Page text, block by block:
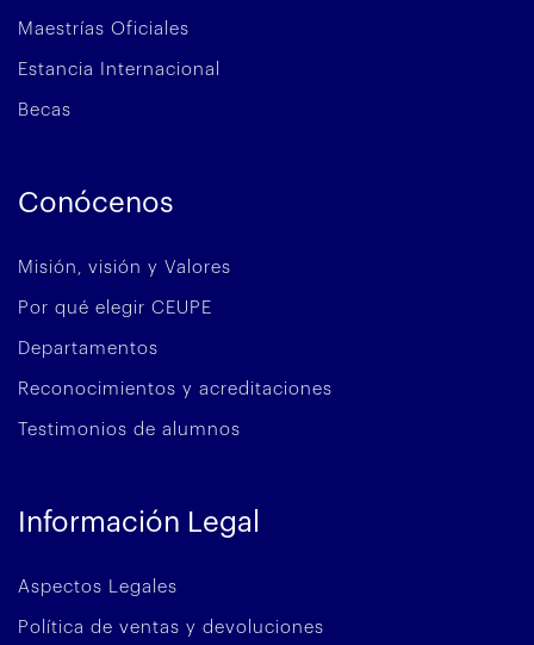
Maestrías Oficiales
Estancia Internacional
Becas
Conócenos
Misión, visión y Valores
Por qué elegir CEUPE
Departamentos
Reconocimientos y acreditaciones
Testimonios de alumnos
Información Legal
Aspectos Legales
Política de ventas y devoluciones